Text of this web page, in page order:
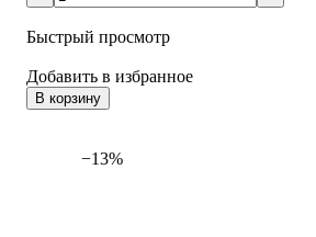
Быстрый просмотр
Добавить в избранное
В корзину
−13%